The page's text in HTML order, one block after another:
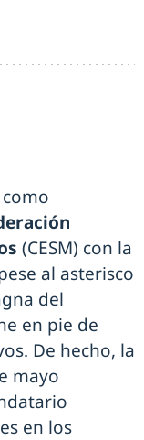
(CESM) con la
al asterisco
del
en pie de
De hecho, la
mayo
en los